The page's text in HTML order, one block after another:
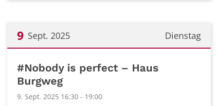
Dienstag
9 Sept. 2025
#Nobody is perfect – Haus
Burgweg
9. Sept. 2025 16:30 - 19:00